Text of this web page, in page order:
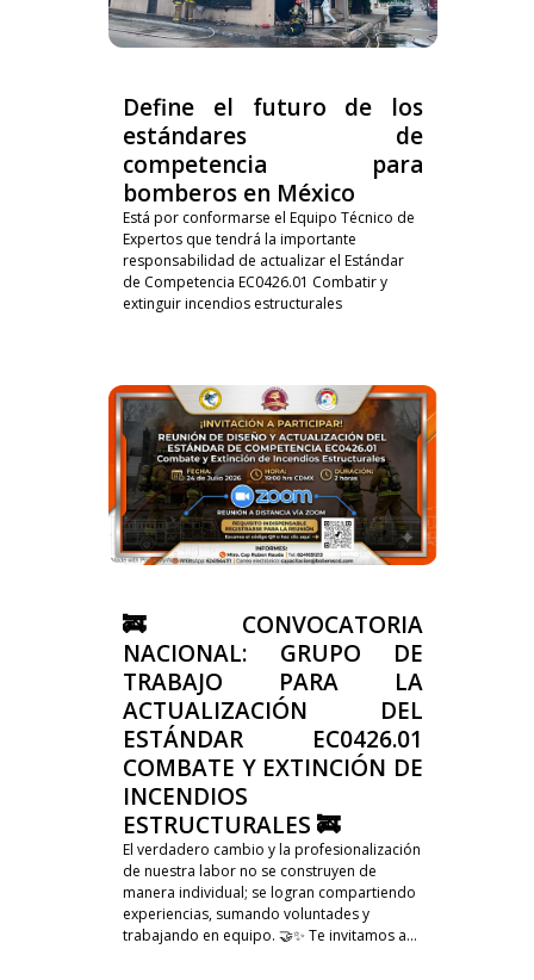
Define el futuro de los
estándares de
competencia para
bomberos en México
Está por conformarse el Equipo Técnico de
Expertos que tendrá la importante
responsabilidad de actualizar el Estándar
de Competencia EC0426.01 Combatir y
extinguir incendios estructurales
🚒 CONVOCATORIA
NACIONAL: GRUPO DE
TRABAJO PARA LA
ACTUALIZACIÓN DEL
ESTÁNDAR EC0426.01
COMBATE Y EXTINCIÓN DE
INCENDIOS
ESTRUCTURALES 🚒
El verdadero cambio y la profesionalización
de nuestra labor no se construyen de
manera individual; se logran compartiendo
experiencias, sumando voluntades y
trabajando en equipo. 🤝✨ Te invitamos a...